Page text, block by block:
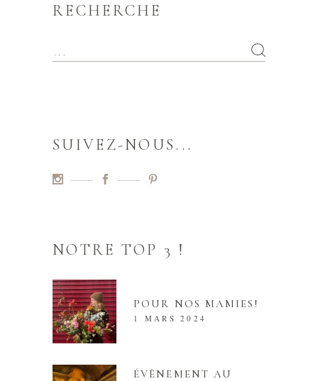
RECHERCHE
SUIVEZ-NOUS...
NOTRE TOP 3 !
POUR NOS MAMIES!
1 MARS 2024
ÉVÈNEMENT AU